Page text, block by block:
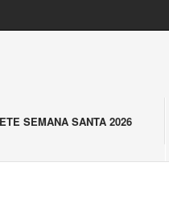
SEMANA SANTA 2026